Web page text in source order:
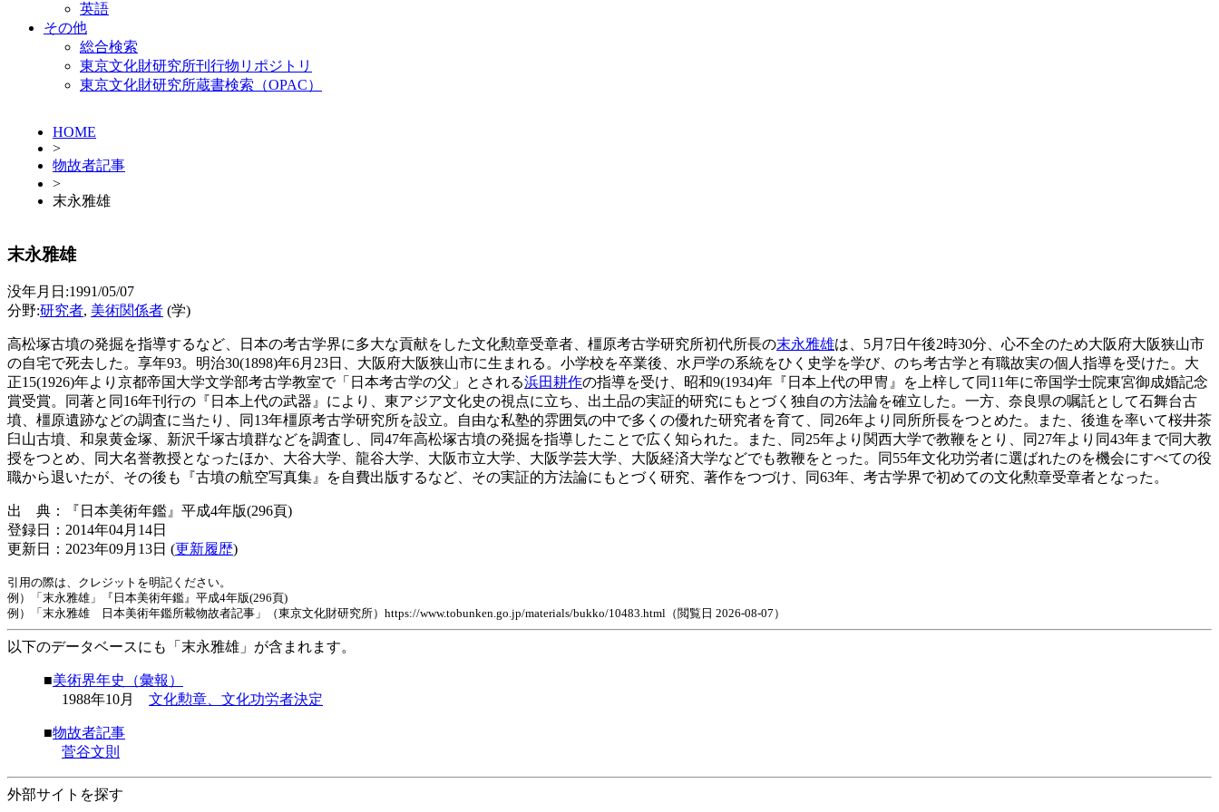
英語
その他
総合検索
東京文化財研究所刊行物リポジトリ
東京文化財研究所蔵書検索（OPAC）
HOME
>
物故者記事
>
末永雅雄
末永雅雄
没年月日:1991/05/07
分野:研究者, 美術関係者 (学)
高松塚古墳の発掘を指導するなど、日本の考古学界に多大な貢献をした文化勲章受章者、橿原考古学研究所初代所長の末永雅雄は、5月7日午後2時30分、心不全のため大阪府大阪狭山市
の自宅で死去した。享年93。明治30(1898)年6月23日、大阪府大阪狭山市に生まれる。小学校を卒業後、水戸学の系統をひく史学を学び、のち考古学と有職故実の個人指導を受けた。大
正15(1926)年より京都帝国大学文学部考古学教室で「日本考古学の父」とされる浜田耕作の指導を受け、昭和9(1934)年『日本上代の甲冑』を上梓して同11年に帝国学士院東宮御成婚記念
賞受賞。同著と同16年刊行の『日本上代の武器』により、東アジア文化史の視点に立ち、出土品の実証的研究にもとづく独自の方法論を確立した。一方、奈良県の嘱託として石舞台古
墳、橿原遺跡などの調査に当たり、同13年橿原考古学研究所を設立。自由な私塾的雰囲気の中で多くの優れた研究者を育て、同26年より同所所長をつとめた。また、後進を率いて桜井茶
臼山古墳、和泉黄金塚、新沢千塚古墳群などを調査し、同47年高松塚古墳の発掘を指導したことで広く知られた。また、同25年より関西大学で教鞭をとり、同27年より同43年まで同大教
授をつとめ、同大名誉教授となったほか、大谷大学、龍谷大学、大阪市立大学、大阪学芸大学、大阪経済大学などでも教鞭をとった。同55年文化功労者に選ばれたのを機会にすべての役
職から退いたが、その後も『古墳の航空写真集』を自費出版するなど、その実証的方法論にもとづく研究、著作をつづけ、同63年、考古学界で初めての文化勲章受章者となった。
出 典：『日本美術年鑑』平成4年版(296頁)
登録日：2014年04月14日
更新日：2023年09月13日 (更新履歴)
引用の際は、クレジットを明記ください。
例）「末永雅雄」『日本美術年鑑』平成4年版(296頁)
例）「末永雅雄 日本美術年鑑所載物故者記事」（東京文化財研究所）https://www.tobunken.go.jp/materials/bukko/10483.html（閲覧日 2026-08-07）
以下のデータベースにも「末永雅雄」が含まれます。
■美術界年史（彙報）
1988年10月 文化勲章、文化功労者決定
■物故者記事
菅谷文則
外部サイトを探す